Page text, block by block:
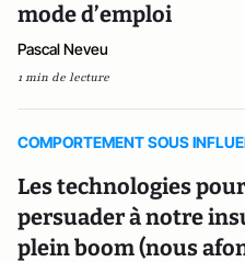
mode d’emploi
Pascal Neveu
1 min de lecture
COMPORTEMENT SOUS
Les technologies
persuader à notre
plein boom (nous